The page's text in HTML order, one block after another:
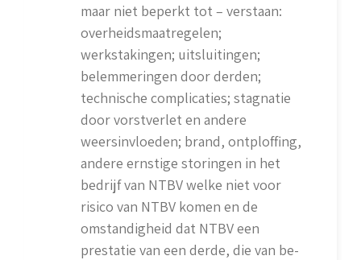
maar niet beperkt tot – verstaan:
overheidsmaatregelen;
werkstakingen; uitsluitingen;
belemmeringen door derden;
technische complicaties; stagnatie
door vorstverlet en andere
weersinvloeden; brand, ontploffing,
andere ernstige storingen in het
bedrijf van NTBV welke niet voor
risico van NTBV komen en de
omstandigheid dat NTBV een
prestatie van een derde, die van be­